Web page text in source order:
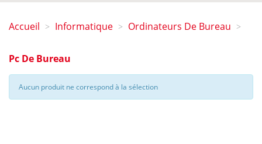
Accueil > Informatique > Ordinateurs De Bureau >
Pc De Bureau
Aucun produit ne correspond à la sélection